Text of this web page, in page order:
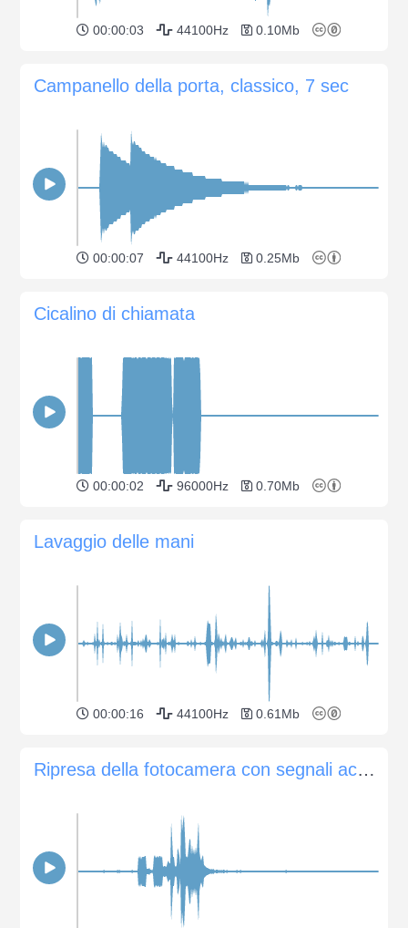
00:00:03 44100Hz 0.10Mb
Campanello della porta, classico, 7 sec
00:00:07 44100Hz 0.25Mb
Cicalino di chiamata
00:00:02 96000Hz 0.70Mb
Lavaggio delle mani
00:00:16 44100Hz 0.61Mb
Ripresa della fotocamera con segnali acustici